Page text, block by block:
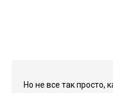
Но не все так